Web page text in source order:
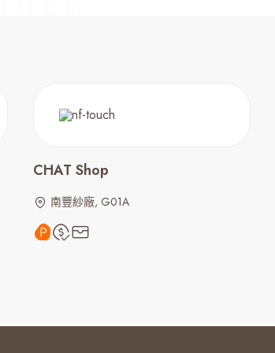
CHAT Shop
南豐紗廠, G01A